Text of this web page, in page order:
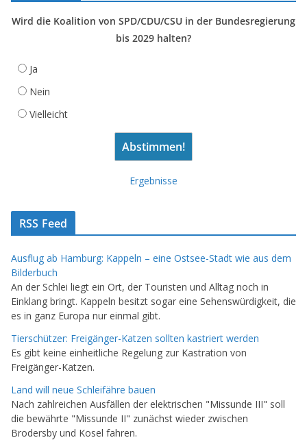
Wird die Koalition von SPD/CDU/CSU in der Bundesregierung
bis 2029 halten?
Ja
Nein
Vielleicht
Ergebnisse
RSS Feed
Ausflug ab Hamburg: Kappeln – eine Ostsee-Stadt wie aus dem
Bilderbuch
An der Schlei liegt ein Ort, der Touristen und Alltag noch in
Einklang bringt. Kappeln besitzt sogar eine Sehenswürdigkeit, die
es in ganz Europa nur einmal gibt.
Tierschützer: Freigänger-Katzen sollten kastriert werden
Es gibt keine einheitliche Regelung zur Kastration von
Freigänger-Katzen.
Land will neue Schleifähre bauen
Nach zahlreichen Ausfällen der elektrischen "Missunde III" soll
die bewährte "Missunde II" zunächst wieder zwischen
Brodersby und Kosel fahren.